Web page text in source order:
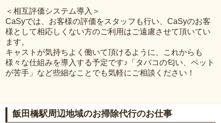
＜相互評価システム導入＞
CaSyでは、お客様の評価をスタッフも行い、CaSyのお客
様として相応しくない方のご利用はご遠慮させて頂いてい
ます。
キャストが気持ちよく働いて頂けるように、これからも
様々な仕組みを導入する予定です♪「タバコの匂い、ペット
が苦手」など些細なことでも気軽にご相談ください！
飯田橋駅周辺地域のお掃除代行のお仕事